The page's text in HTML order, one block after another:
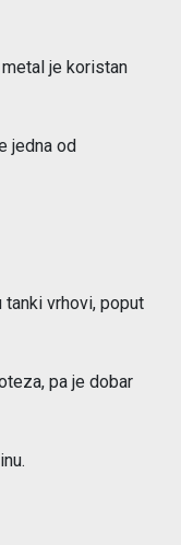
je koristan
jedna od
vrhovi, poput
pa je dobar